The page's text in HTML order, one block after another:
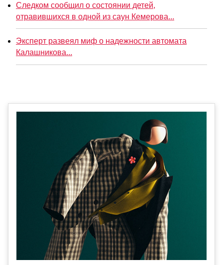
Следком сообщил о состоянии детей,
отравившихся в одной из саун Кемерова...
Эксперт развеял миф о надежности автомата
Калашникова...